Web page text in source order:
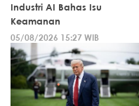
Industri AI Bahas Isu
Keamanan
05/08/2026 15:27 WIB